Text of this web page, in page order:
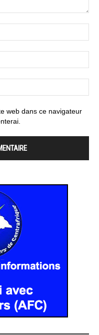
web dans ce navigateur